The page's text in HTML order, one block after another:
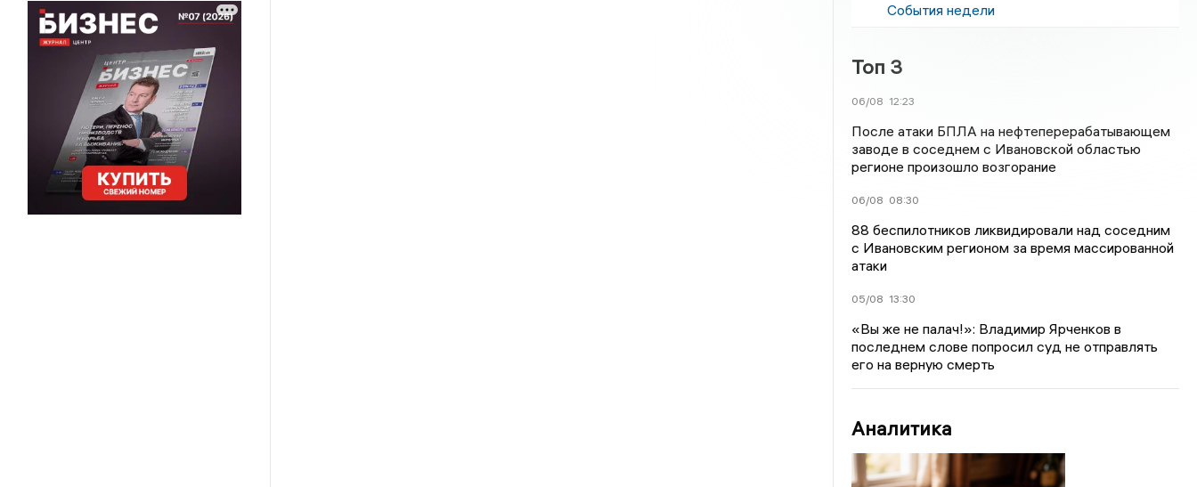
События недели
Топ 3
06/08 12:23
После атаки БПЛА на нефтеперерабатывающем
заводе в соседнем с Ивановской областью
регионе произошло возгорание
06/08 08:30
88 беспилотников ликвидировали над соседним
с Ивановским регионом за время массированной
атаки
05/08 13:30
«Вы же не палач!»: Владимир Ярченков в
последнем слове попросил суд не отправлять
его на верную смерть
Аналитика